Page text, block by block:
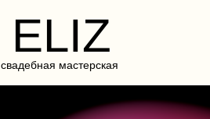
ELIZ
свадебная мастерская